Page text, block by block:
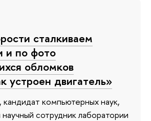
сталкиваем
и по фото
обломков
устроен двигатель»
кандидат компьютерных наук,
научный сотрудник лаборатории